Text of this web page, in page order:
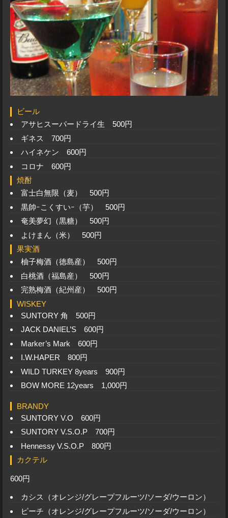
ビール
アサヒスーパードライ生 500円
ギネス 700円
ハイネケン 600円
コロナ 600円
焼酎
富士白無限（麦） 500円
黒帥ｰこくすいｰ（芋） 500円
奄美夢幻（黒糖） 500円
よけまん（米） 500円
果実酒
柚子梅酒（徳島産） 500円
白桃酒（福島産） 500円
完熟梅酒（紀州産） 500円
WISKEY
SUNTORY 角 500円
JACK DANIEL’S 600円
Marker’s Mark 600円
I.W.HAPER 800円
WILD TURKEY 8years 900円
BOW MORE 12years 1,000円
BRANDY
SUNTORY V.O 600円
SUNTORY V.S.O.P 700円
Hennessy V.S.O.P 800円
カクテル
600円
カシス（オレンジ/グレープフルーツ/ソーダ/ウーロン）
ピーチ（オレンジ/グレープフルーツ/ソーダ/ウーロン）